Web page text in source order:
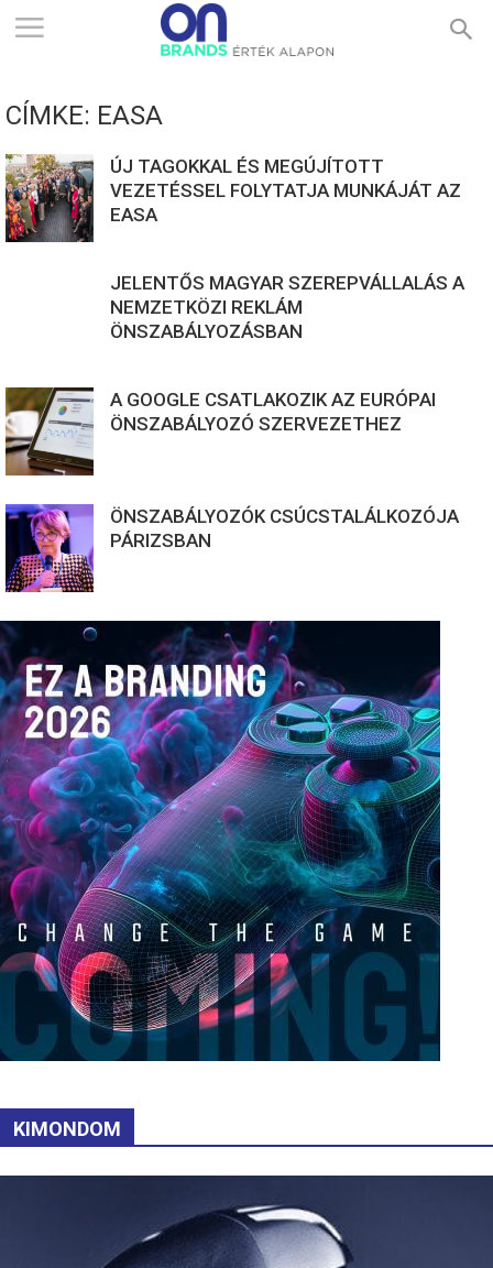
ONBRANDS
ÉRTÉK
CÍMKE: EASA
ÚJ TAGOKKAL ÉS MEGÚJÍTOTT
VEZETÉSSEL FOLYTATJA MUNKÁJÁT AZ
EASA
JELENTŐS MAGYAR SZEREPVÁLLALÁS A
NEMZETKÖZI REKLÁM
ÖNSZABÁLYOZÁSBAN
A GOOGLE CSATLAKOZIK AZ EURÓPAI
ÖNSZABÁLYOZÓ SZERVEZETHEZ
ÖNSZABÁLYOZÓK CSÚCSTALÁLKOZÓJA
PÁRIZSBAN
KIMONDOM